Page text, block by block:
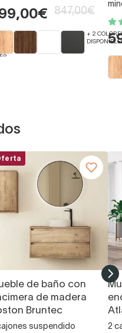
847,00€
+ 2
de baño con
de madera
Bruntec
suspendido
2